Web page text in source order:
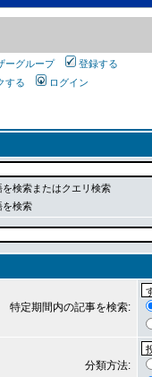
ーグループ
登録する
する ログイン
検索またはクエリ検索
を検索
特定期間内の記事を検索:
分類方法: